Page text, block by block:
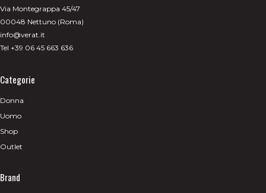
Via Montegrappa 45/47
00048 Nettuno (Roma)
info@verat.it
Tel +39 06 45 663 636
Categorie
Donna
Uomo
Shop
Outlet
Brand